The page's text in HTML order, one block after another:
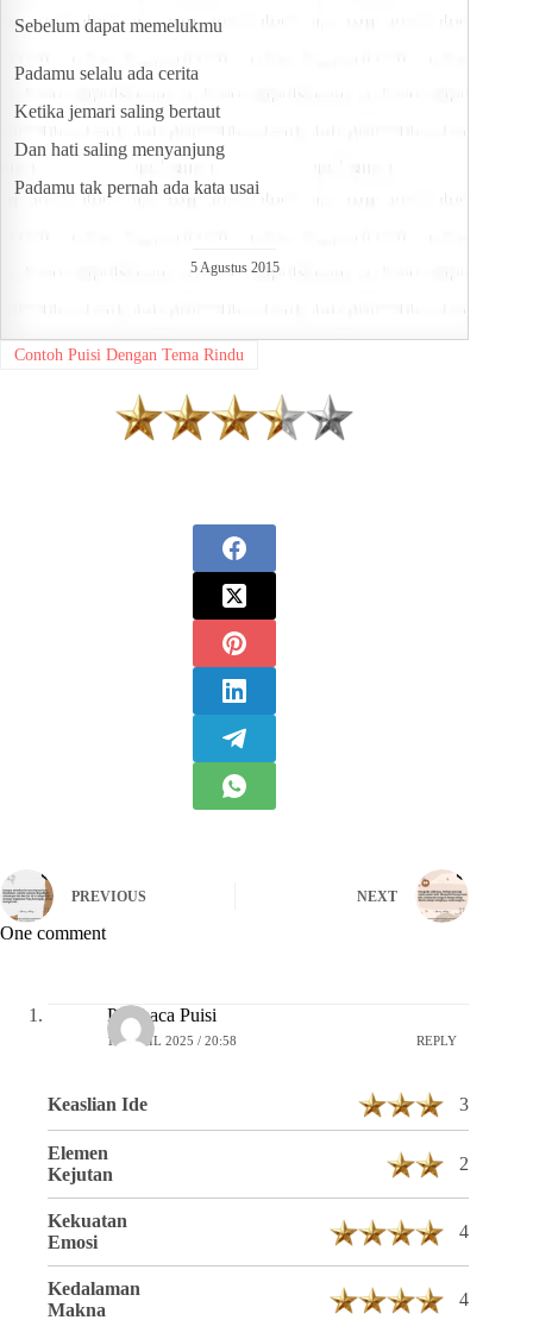
Sebelum dapat memelukmu
Padamu selalu ada cerita
Ketika jemari saling bertaut
Dan hati saling menyanjung
Padamu tak pernah ada kata usai
5 Agustus 2015
Contoh Puisi Dengan Tema Rindu
PREVIOUS NEXT
One comment
Pembaca Puisi
16 APRIL 2025 / 20:58 REPLY
Keaslian Ide 3
Elemen
Kejutan
2
Kekuatan
Emosi
4
Kedalaman
Makna
4